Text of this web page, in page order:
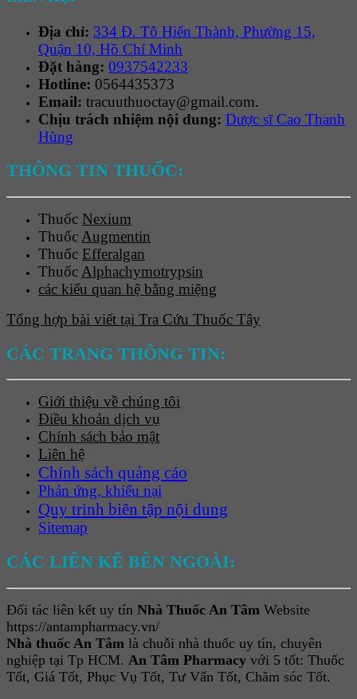
Địa chỉ: 334 Đ. Tô Hiến Thành, Phường 15,
Quận 10, Hồ Chí Minh
Đặt hàng: 0937542233
Hotline: 0564435373
Email: tracuuthuoctay@gmail.com.
Chịu trách nhiệm nội dung: Dược sĩ Cao Thanh
Hùng
THÔNG TIN THUỐC:
Thuốc Nexium
Thuốc Augmentin
Thuốc Efferalgan
Thuốc Alphachymotrypsin
các kiểu quan hệ bằng miệng
Tổng hợp bài viết tại Tra Cứu Thuốc Tây
CÁC TRANG THÔNG TIN:
Giới thiệu về chúng tôi
Điều khoản dịch vụ
Chính sách bảo mật
Liên hệ
Chính sách quảng cáo
Phản ứng, khiếu nại
Quy trình biên tập nội dung
Sitemap
CÁC LIÊN KẾ BÊN NGOÀI:
Đối tác liên kết uy tín Nhà Thuốc An Tâm Website
https://antampharmacy.vn/
Nhà thuốc An Tâm là chuỗi nhà thuốc uy tín, chuyên
nghiệp tại Tp HCM. An Tâm Pharmacy với 5 tốt: Thuốc
Tốt, Giá Tốt, Phục Vụ Tốt, Tư Vấn Tốt, Chăm sóc Tốt.